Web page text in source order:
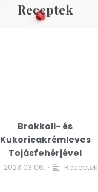
Receptek
Brokkoli- és
Kukoricakrémleves
Tojásfehérjével
2023.03.06. • Receptek